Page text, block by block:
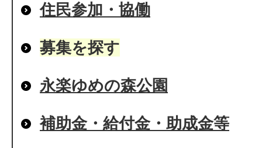
住民参加・協働
募集を探す
永楽ゆめの森公園
補助金・給付金・助成金等